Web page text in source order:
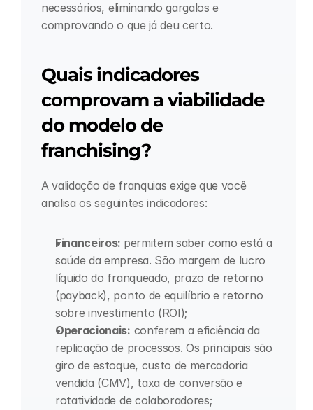
necessários, eliminando gargalos e
comprovando o que já deu certo.
Quais indicadores
comprovam a viabilidade
do modelo de
franchising?
A validação de franquias exige que você
analisa os seguintes indicadores:
Financeiros: permitem saber como está a
saúde da empresa. São margem de lucro
líquido do franqueado, prazo de retorno
(payback), ponto de equilíbrio e retorno
sobre investimento (ROI);
Operacionais: conferem a eficiência da
replicação de processos. Os principais são
giro de estoque, custo de mercadoria
vendida (CMV), taxa de conversão e
rotatividade de colaboradores;